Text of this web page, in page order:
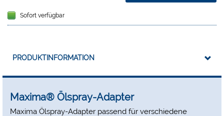
Sofort verfügbar
PRODUKTINFORMATION
Maxima® Ölspray-Adapter
Maxima Ölspray-Adapter passend für verschiedene